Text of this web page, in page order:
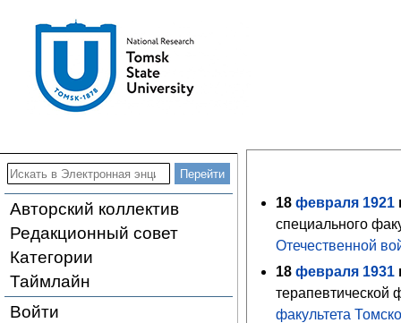
Авторский коллектив
Редакционный совет
Категории
Таймлайн
Войти
18 февраля 1921
специального
Отечественной
18 февраля 1931
терапевтической
факультета